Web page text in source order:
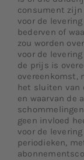
consument zijn
voor de
bederven of
zou worden
voor de
de prijs is
overeenkomst,
het sluiten van
en waarvan de
geen invloed
voor de
periodieken,